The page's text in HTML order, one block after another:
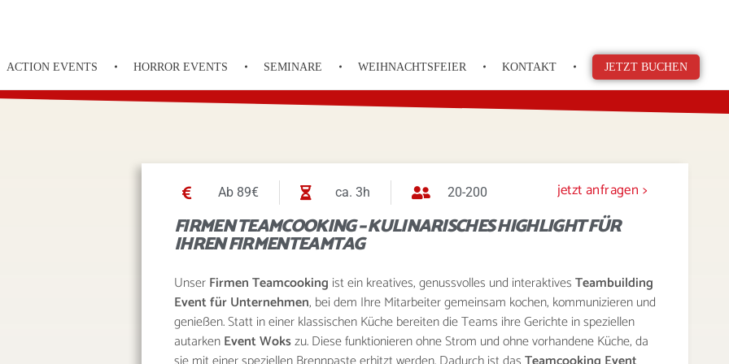
ACTION EVENTS HORROR EVENTS SEMINARE WEIHNACHTSFEIER KONTAKT JETZT BUCHEN
Ab 89€ ca. 3h 20-200 jetzt anfragen >
FIRMEN TEAMCOOKING – KULINARISCHES HIGHLIGHT FÜR
IHREN FIRMENTEAMTAG
UnserFirmen Teamcooking ist ein kreatives, genussvolles und interaktivesTeambuilding
Event für Unternehmen, bei dem Ihre Mitarbeiter gemeinsam kochen, kommunizieren und
genießen. Statt in einer klassischen Küche bereiten die Teams ihre Gerichte in speziellen
autarkenEvent Wokszu. Diese funktionieren ohne Strom und ohne vorhandene Küche, da